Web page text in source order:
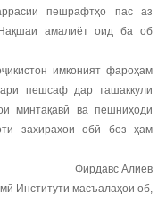
пешрафтҳо пас аз
амалиёт оид ба об
имконият фароҳам
пешсаф дар ташаккули
минтақавӣ ва пешниҳоди
захираҳои обӣ боз ҳам
Фирдавс Алиев
Институти масъалаҳои об,